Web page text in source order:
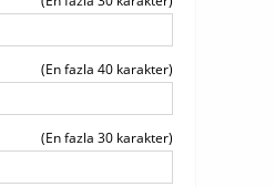
(En fazla 40 karakter)
(En fazla 30 karakter)